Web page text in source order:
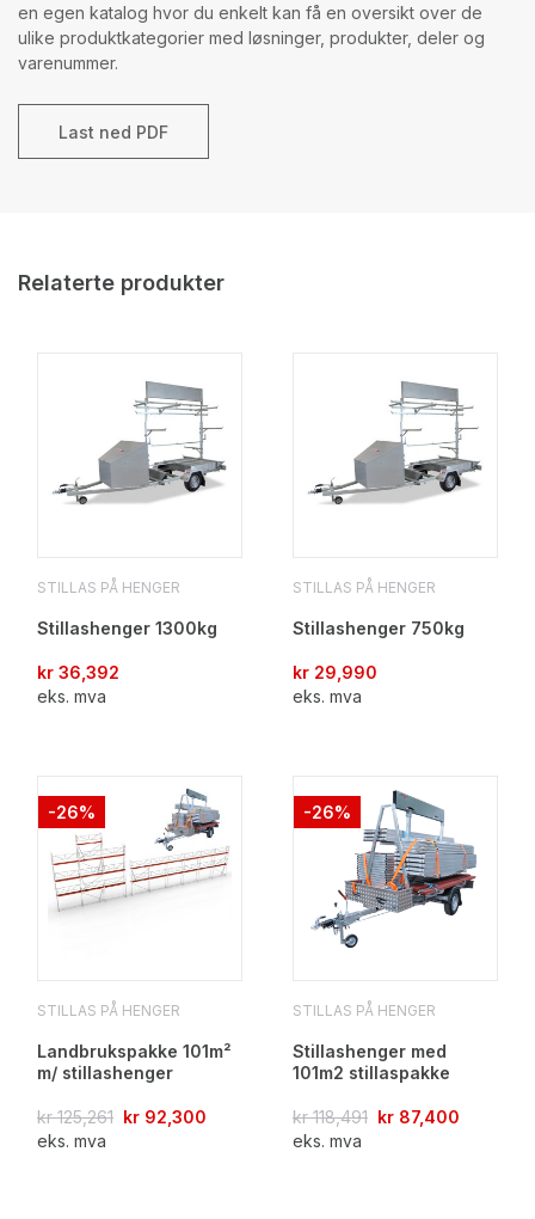
en egen katalog hvor du enkelt kan få en oversikt over de
ulike produktkategorier med løsninger, produkter, deler og
varenummer.
Last ned PDF
Relaterte produkter
STILLAS PÅ HENGER
Stillashenger 1300kg
kr 36,392
eks. mva
STILLAS PÅ HENGER
Stillashenger 750kg
kr 29,990
eks. mva
-26%
STILLAS PÅ HENGER
Landbrukspakke 101m²
m/ stillashenger
kr125,261 kr 92,300
eks. mva
-26%
STILLAS PÅ HENGER
Stillashenger med
101m2 stillaspakke
kr118,491 kr 87,400
eks. mva